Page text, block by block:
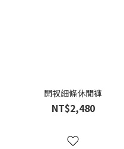
開衩細條休閒褲
NT$2,480